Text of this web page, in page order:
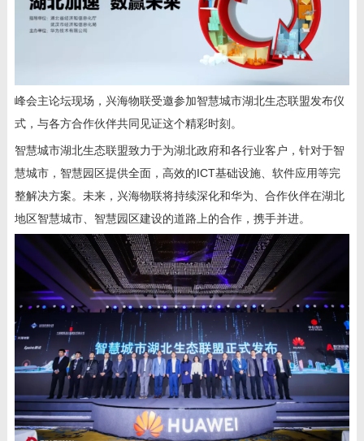
峰会主论坛现场，兴海物联受邀参加智慧城市湖北生态联盟发布仪
式，与各方合作伙伴共同见证这个精彩时刻。
智慧城市湖北生态联盟致力于为湖北政府和各行业客户，针对于智
慧城市，智慧园区提供全面，高效的ICT基础设施、软件应用等完
整解决方案。未来，兴海物联将持续深化和华为、合作伙伴在湖北
地区智慧城市、智慧园区建设的道路上的合作，携手并进。